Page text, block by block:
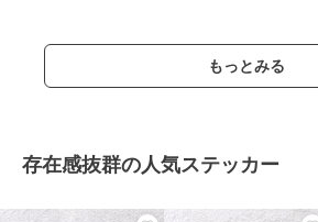
もっとみる
存在感抜群の人気ステッカー